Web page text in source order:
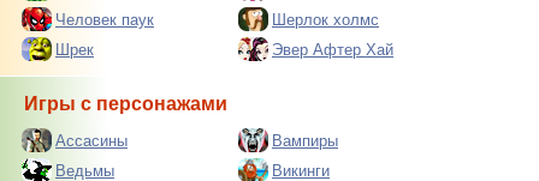
Человек паук
Шерлок холмс
Шрек
Эвер Афтер Хай
Игры с персонажами
Ассасины
Вампиры
Ведьмы
Викинги